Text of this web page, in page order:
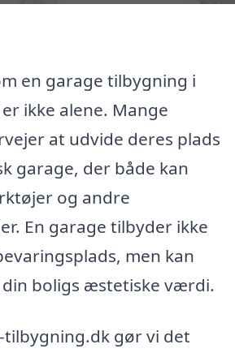
en garage tilbygning i
ikke alene. Mange
at udvide deres plads
garage, der både kan
og andre
En garage tilbyder ikke
men kan
boligs æstetiske værdi.
tilbygning.dk gør vi det